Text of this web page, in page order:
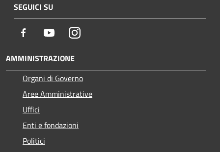
SEGUICI SU
Facebook YoutubeInstagram
AMMINISTRAZIONE
Organi di Governo
Aree Amministrative
Uffici
Enti e fondazioni
Politici